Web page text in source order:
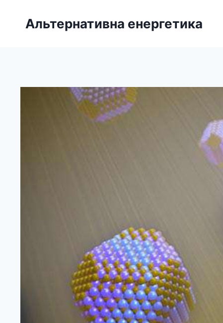
Альтернативна енергетика